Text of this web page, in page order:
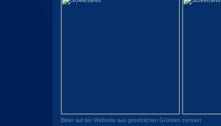
Bilder auf der Webseite aus gesetzlichen Gründen zensiert